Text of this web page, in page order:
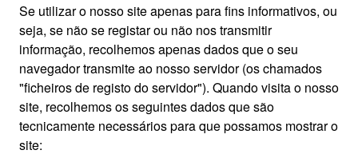
Se utilizar o nosso site apenas para fins informativos, ou
seja, se não se registar ou não nos transmitir
informação, recolhemos apenas dados que o seu
navegador transmite ao nosso servidor (os chamados
"ficheiros de registo do servidor"). Quando visita o nosso
site, recolhemos os seguintes dados que são
tecnicamente necessários para que possamos mostrar o
site: